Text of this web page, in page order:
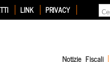
LINK PRIVACY
Notizie Fiscali